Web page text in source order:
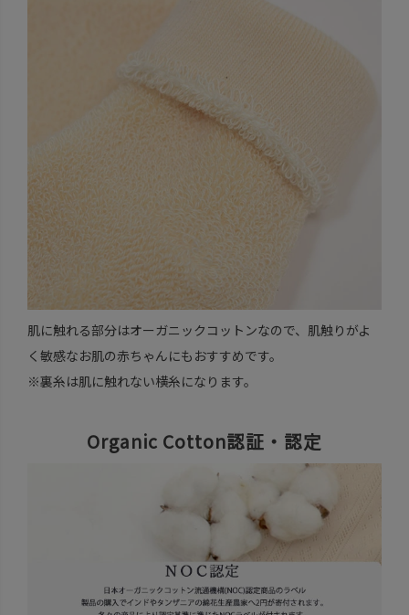
肌に触れる部分はオーガニックコットンなので、肌触りがよ
く敏感なお肌の赤ちゃんにもおすすめです。
※裏糸は肌に触れない横糸になります。
Organic Cotton認証・認定